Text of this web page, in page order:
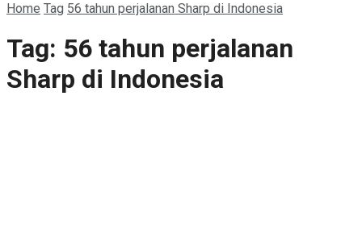
Home Tag 56 tahun perjalanan Sharp di Indonesia
Tag: 56 tahun perjalanan
Sharp di Indonesia